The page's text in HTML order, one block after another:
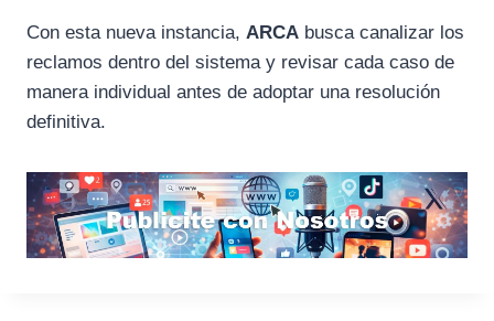
Con esta nueva instancia, ARCA busca canalizar los
reclamos dentro del sistema y revisar cada caso de
manera individual antes de adoptar una resolución
definitiva.